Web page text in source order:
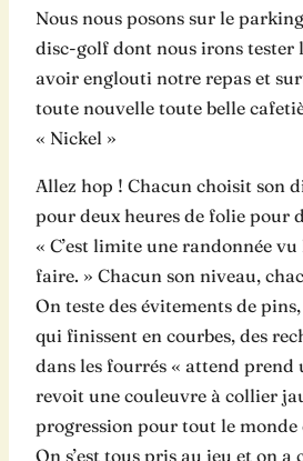
Nous nous posons sur le
disc-golf dont nous irons tester
avoir englouti notre repas et
toute nouvelle toute belle
« Nickel »
Allez hop ! Chacun choisit son
pour deux heures de folie pour
« C’est limite une randonnée
faire. » Chacun son niveau,
On teste des évitements de
qui finissent en courbes, des
dans les fourrés « attend prend
revoit une couleuvre à collier
progression pour tout le monde
On s’est tous pris au jeu et on